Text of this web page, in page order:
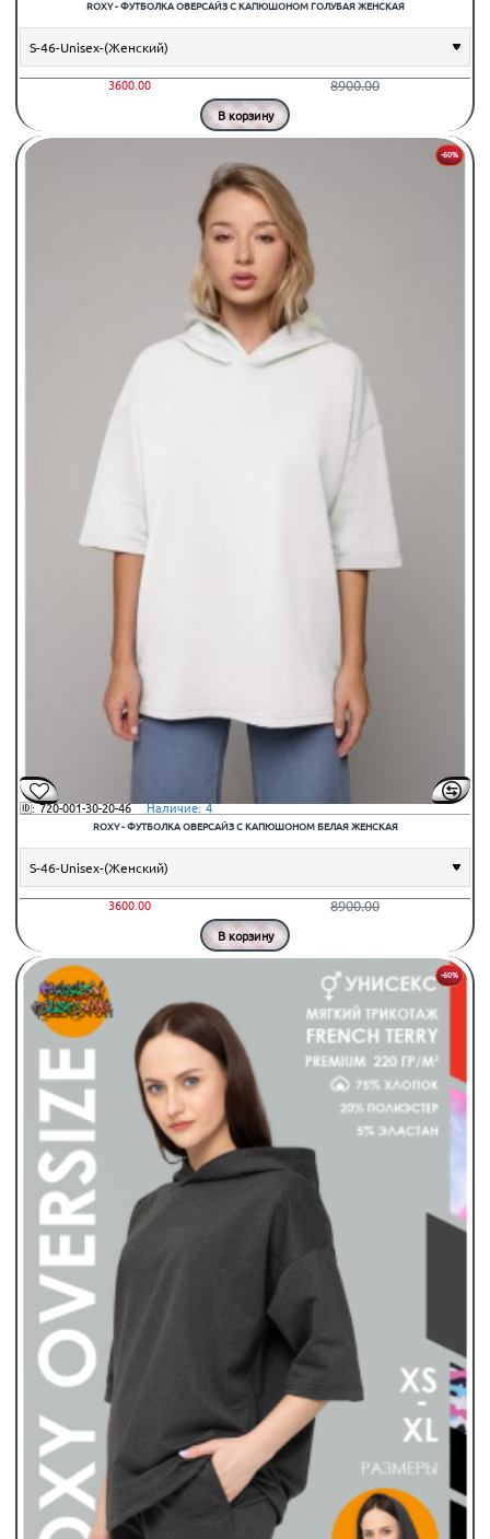
ROXY - ФУТБОЛКА ОВЕРСАЙЗ С КАПЮШОНОМ ГОЛУБАЯ ЖЕНСКАЯ
3600.00 8900.00
В корзину
-60%
🆔: 720-001-30-20-46 ⠀Наличие: 4
ROXY - ФУТБОЛКА ОВЕРСАЙЗ С КАПЮШОНОМ БЕЛАЯ ЖЕНСКАЯ
3600.00 8900.00
В корзину
-60%